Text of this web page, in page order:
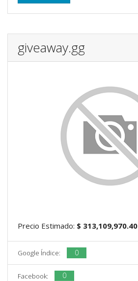
giveaway.gg
Precio Estimado: $ 313,109,970.40
Google Índice: 0
Facebook: 0